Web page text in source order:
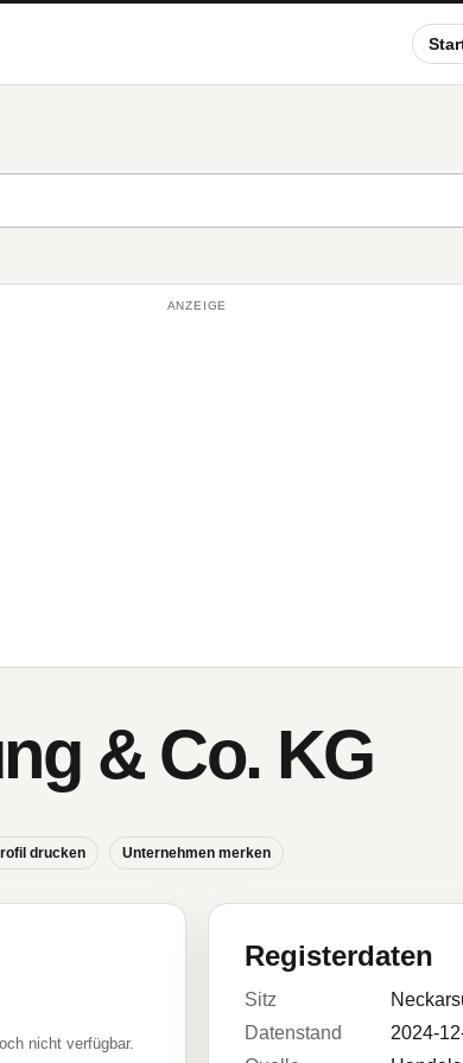
ANZEIGE
& Co. KG
drucken Unternehmen merken
nicht verfügbar.
Registerdaten
Sitz
Datenstand
2024-